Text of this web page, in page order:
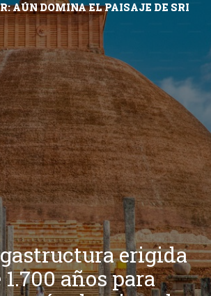
AÚN DOMINA EL PAISAJE DE SRI
erigida
años para